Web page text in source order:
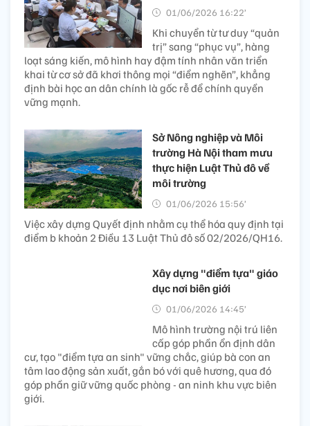
01/06/2026 16:22’
Khi chuyển từ tư duy “quản
trị” sang “phục vụ”, hàng
loạt sáng kiến, mô hình hay đậm tính nhân văn triển
khai từ cơ sở đã khơi thông mọi “điểm nghẽn”, khẳng
định bài học an dân chính là gốc rễ để chính quyền
vững mạnh.
Sở Nông nghiệp và Môi
trường Hà Nội tham mưu
thực hiện Luật Thủ đô về
môi trường
01/06/2026 15:56’
Việc xây dựng Quyết định nhằm cụ thể hóa quy định tại
điểm b khoản 2 Điều 13 Luật Thủ đô số 02/2026/QH16.
Xây dựng "điểm tựa" giáo
dục nơi biên giới
01/06/2026 14:45’
Mô hình trường nội trú liên
cấp góp phần ổn định dân
cư, tạo "điểm tựa an sinh" vững chắc, giúp bà con an
tâm lao động sản xuất, gắn bó với quê hương, qua đó
góp phần giữ vững quốc phòng - an ninh khu vực biên
giới.